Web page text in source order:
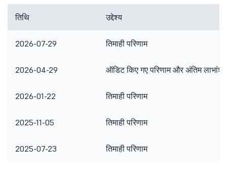
तिथि उद्देश्य
2026-07-29 तिमाही परिणाम
2026-04-29 ऑडिट किए गए परिणाम और अंतिम लाभांश
2026-01-22 तिमाही परिणाम
2025-11-05 तिमाही परिणाम
2025-07-23 तिमाही परिणाम